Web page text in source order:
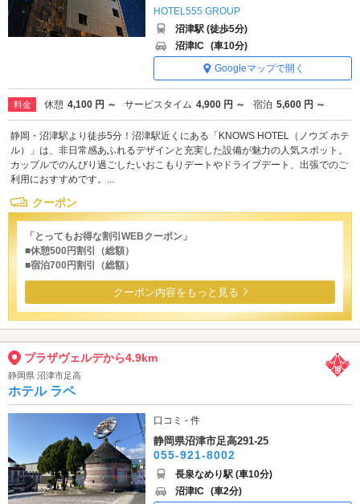
HOTEL555 GROUP
沼津駅 (徒歩5分)
沼津IC (車10分)
Googleマップで開く
料金 休憩 4,100 円 ～ サービスタイム 4,900 円 ～ 宿泊 5,600 円 ～
静岡・沼津駅より徒歩5分！沼津駅近くにある「KNOWS HOTEL（ノウズ ホテ
ル）」は、非日常感あふれるデザインと充実した設備が魅力の人気スポット。
カップルでのんびり過ごしたいおこもりデートやドライブデート、出張でのご
利用におすすめです。...
クーポン
「とってもお得な割引WEBクーポン」
■休憩500円割引（総額）
■宿泊700円割引（総額）
クーポン内容をもっと見る
プラザヴェルデから4.9km
静岡県 沼津市足高
ホテル ラペ
口コミ - 件
静岡県沼津市足高291-25
055-921-8002
長泉なめり駅 (車10分)
沼津IC (車2分)